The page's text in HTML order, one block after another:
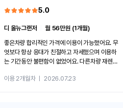
5.0
디 올뉴그랜저 ㅣ월 56만원 (1개월)
좋은차량 합리적인 가격에 이용이 가능했어요. 무
엇보다 항상 응대가 친절하고 자세했으며 이용하
는 기간동안 불편함이 없었어요. 다른차량 재렌트
카 렌트 고민없이 강추합니다!!
이용 2개월차ㅣ 2026.07.23